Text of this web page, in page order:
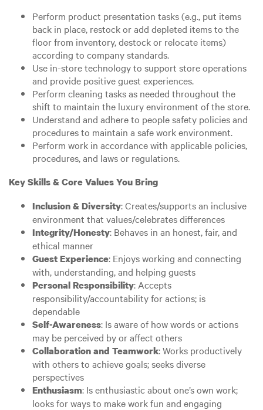
Perform product presentation tasks (e.g., put items
back in place, restock or add depleted items to the
floor from inventory, destock or relocate items)
according to company standards.
Use in-store technology to support store operations
and provide positive guest experiences.
Perform cleaning tasks as needed throughout the
shift to maintain the luxury environment of the store.
Understand and adhere to people safety policies and
procedures to maintain a safe work environment.
Perform work in accordance with applicable policies,
procedures, and laws or regulations.
Key Skills & Core Values You Bring
Inclusion & Diversity: Creates/supports an inclusive
environment that values/celebrates differences
Integrity/Honesty: Behaves in an honest, fair, and
ethical manner
Guest Experience: Enjoys working and connecting
with, understanding, and helping guests
Personal Responsibility: Accepts
responsibility/accountability for actions; is
dependable
Self-Awareness: Is aware of how words or actions
may be perceived by or affect others
Collaboration and Teamwork: Works productively
with others to achieve goals; seeks diverse
perspectives
Enthusiasm: Is enthusiastic about one’s own work;
looks for ways to make work fun and engaging